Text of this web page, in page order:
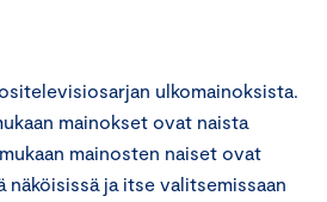
ulkomainoksista.
mainokset ovat naista
mainosten naiset ovat
näköisissä ja itse valitsemissaan